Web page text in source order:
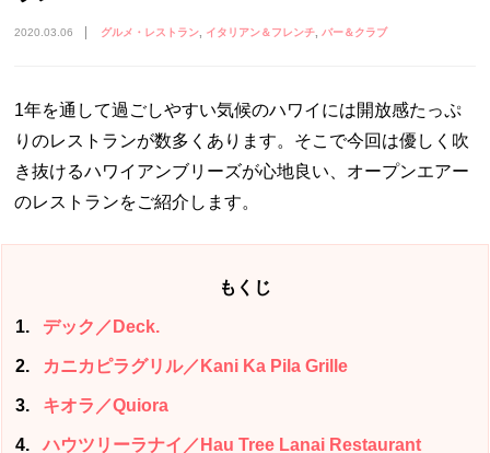
2020.03.06 グルメ・レストラン イタリアン＆フレンチ バー＆クラブ
1年を通して過ごしやすい気候のハワイには開放感たっぷ
りのレストランが数多くあります。そこで今回は優しく吹
き抜けるハワイアンブリーズが心地良い、オープンエアー
のレストランをご紹介します。
もくじ
1 デック／Deck.
2 カニカピラグリル／Kani Ka Pila Grille
3 キオラ／Quiora
4 ハウツリーラナイ／Hau Tree Lanai Restaurant